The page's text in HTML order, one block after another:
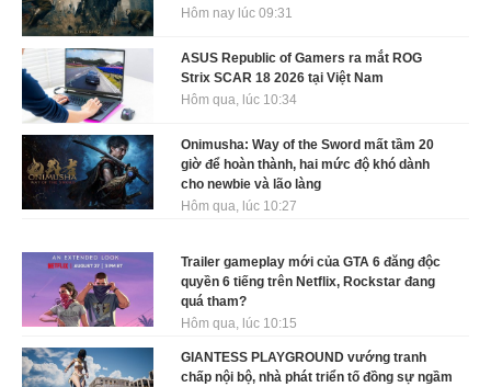
Hôm nay lúc 09:31
ASUS Republic of Gamers ra mắt ROG
Strix SCAR 18 2026 tại Việt Nam
Hôm qua, lúc 10:34
Onimusha: Way of the Sword mất tầm 20
giờ để hoàn thành, hai mức độ khó dành
cho newbie và lão làng
Hôm qua, lúc 10:27
Trailer gameplay mới của GTA 6 đăng độc
quyền 6 tiếng trên Netflix, Rockstar đang
quá tham?
Hôm qua, lúc 10:15
GIANTESS PLAYGROUND vướng tranh
chấp nội bộ, nhà phát triển tố đồng sự ngầm